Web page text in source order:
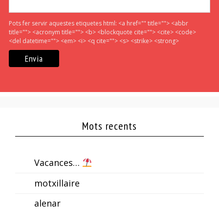
Pots fer servir aquestes etiquetes html: <a href="" title=""> <abbr
title=""> <acronym title=""> <b> <blockquote cite=""> <cite> <code>
<del datetime=""> <em> <i> <q cite=""> <s> <strike> <strong>
Mots recents
Vacances…
motxillaire
alenar